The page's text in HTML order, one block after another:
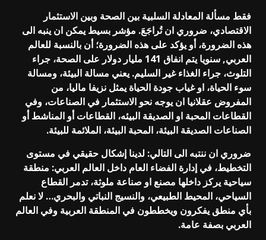
فقط مسألة المعادلة السلبية بين الصحة وبين الاستثمار
الاقتصادي، ضروري ان تُراجَعَ. مؤشر بسيط يمكن ان ينبه الى
هذه الضرورة، أو يؤكد على هذه الضرورة؛ أن بالنسبة للعالم
العربي, سنويا يتم انفاق 141 مليار دولار على الصحة، جراء
التلوث، جراء الغذاء غير السليم. يعني مسالة البيئة، ومسالة
سوء الحياة، او غياب جودة الحياة يمثل نزيفا ماليا، من
المفروض عقلانيا ان يوجه نحو الاستثمار في الصناعات، وفي
القطاعات المحبة او الصديقة البيئه، القطاعات أو المناشط أو
الصناعات الصديقة البيئة، المحبة البيئة، الملائمة للبيئة.
ضروري ان ننتبه الى التالي: لدينا إشكال حقيقي في مستوى
التخطيط، في إدارة الفضاء العام داخل العالم العربي: منطقة
سياحية يركز داخلها مصنع او صناعة ملوثة، تدمر القطاع
السياحي، المحيط الطبيعي، والنسيج النباتي والبحري… لا نعلم
بأي منطق يفكرون ويخططون في المنطقة العربية وفي العالم
العربي بصفة عامة.